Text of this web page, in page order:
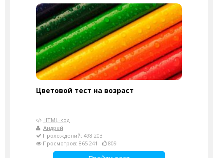
Цветовой тест на возраст
HTML-код
Андрей
Прохождений: 498 203
Просмотров: 865 241
809